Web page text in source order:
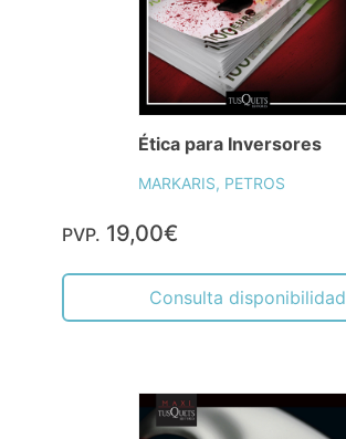
Ética para Inversores
MARKARIS, PETROS
PVP. 19,00€
Consulta disponibilidad